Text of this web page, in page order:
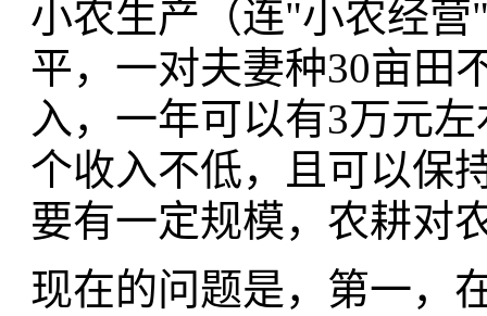
小农生产（连"小农经
平，一对夫妻种30亩田
入，一年可以有3万元
个收入不低，且可以保
要有一定规模，农耕对
现在的问题是，第一，